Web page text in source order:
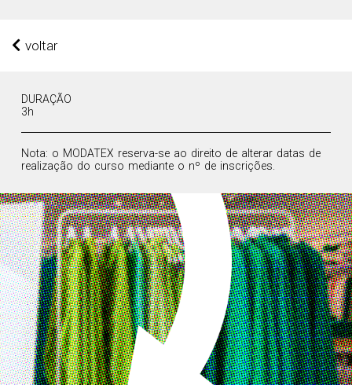
voltar
DURAÇÃO
3h
Nota: o MODATEX reserva-se ao direito de alterar datas de
realização do curso mediante o nº de inscrições.